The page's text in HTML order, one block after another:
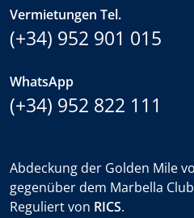
Vermietungen Tel.
(+34) 952 901 015
WhatsApp
(+34) 952 822 111
Abdeckung der Golden Mile
gegenüber dem Marbella
Reguliert von RICS.